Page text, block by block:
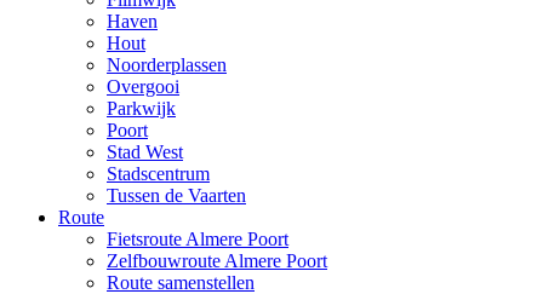
Haven
Hout
Noorderplassen
Overgooi
Parkwijk
Poort
Stad West
Stadscentrum
Tussen de Vaarten
Route
Fietsroute Almere Poort
Zelfbouwroute Almere Poort
Route samenstellen